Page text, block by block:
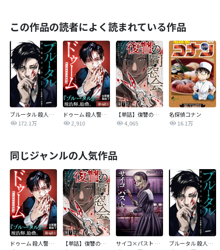
この作品の読者によく読まれている作品
ブルータル 殺人警察官の告白
172.1万
ドゥーム 殺人警察官の断罪録 分冊版
2,910
【単話】復讐の同窓会
4,065
名探偵コナン
16.1万
同じジャンルの人気作品
ドゥーム 殺人警察官の断罪録 分冊版
【単話】復讐の同窓会
サイコ×パスト 猟奇殺人潜入捜査
ブルータル 殺人警察官の告白